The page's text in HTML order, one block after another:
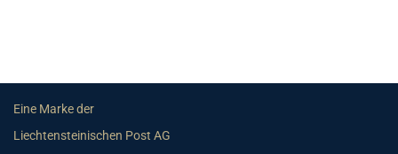
Eine Marke der
Liechtensteinischen Post AG